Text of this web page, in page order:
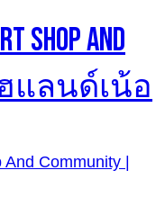
Shop And
ฮแลนด์เน้อ